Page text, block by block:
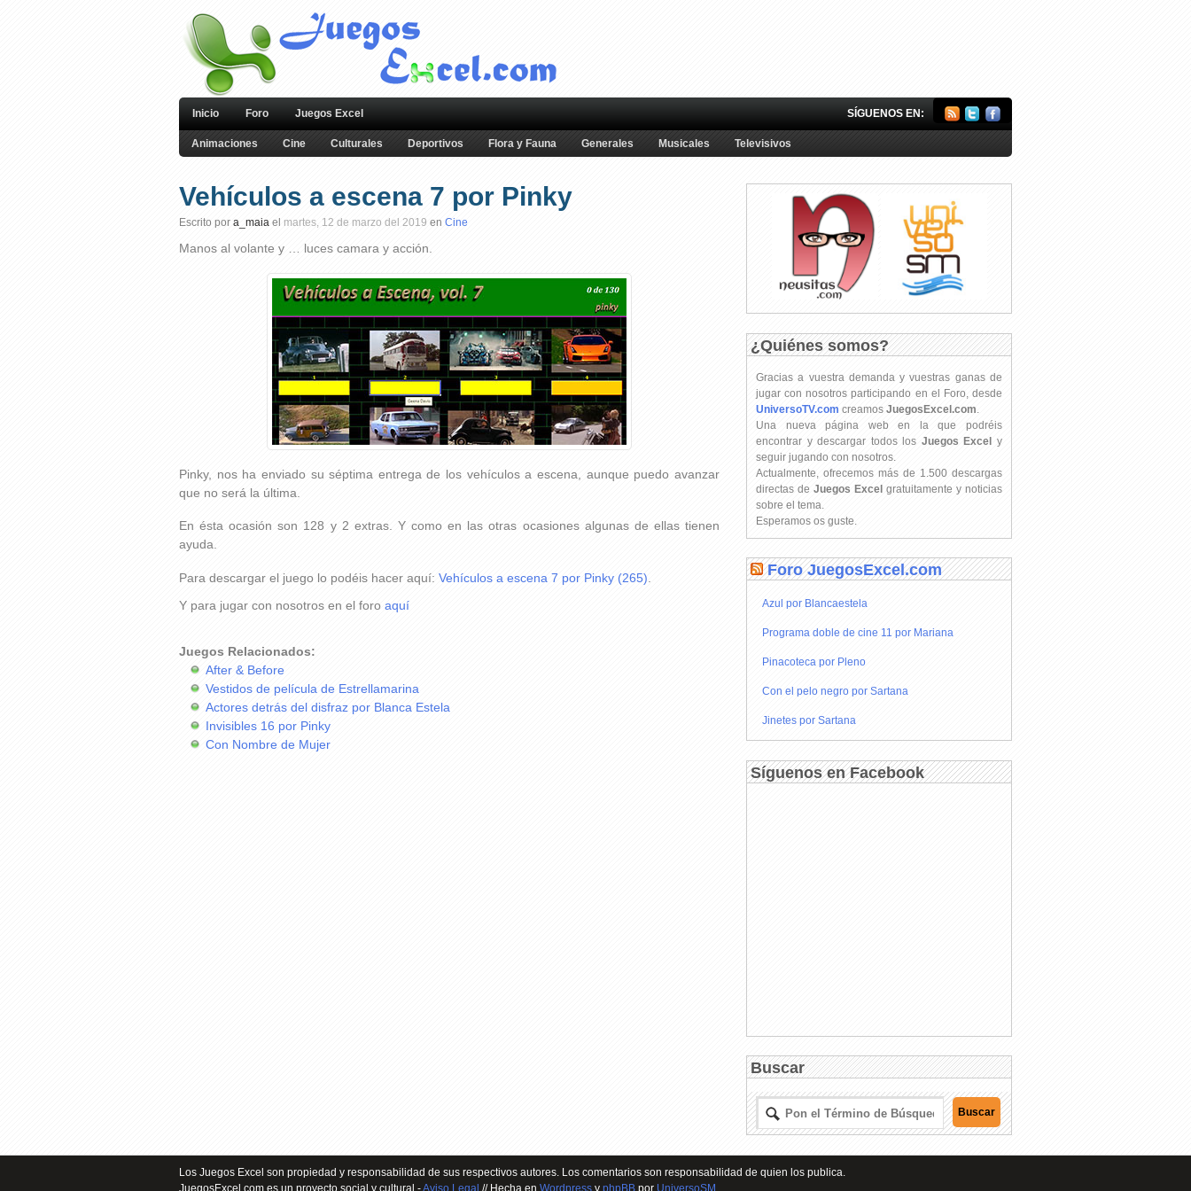
Inicio Foro Juegos Excel SÍGUENOS EN:
Animaciones Cine Culturales Deportivos Flora y Fauna Generales Musicales Televisivos
Vehículos a escena 7 por Pinky
Escrito por a_maia el martes, 12 de marzo del 2019 en Cine
Manos al volante y … luces camara y acción.
Pinky, nos ha enviado su séptima entrega de los vehículos a escena, aunque puedo avanzar
que no será la última.
En ésta ocasión son 128 y 2 extras. Y como en las otras ocasiones algunas de ellas tienen
ayuda.
Para descargar el juego lo podéis hacer aquí: Vehículos a escena 7 por Pinky (265)
Y para jugar con nosotros en el foro aquí
Juegos Relacionados:
After & Before
Vestidos de película de Estrellamarina
Actores detrás del disfraz por Blanca Estela
Invisibles 16 por Pinky
Con Nombre de Mujer
¿Quiénes somos?
Gracias a vuestra demanda y vuestras ganas de
jugar con nosotros participando en el Foro, desde
UniversoTV.com creamos JuegosExcel.com
Una nueva página web en la que podréis
encontrar y descargar todos los Juegos Excel y
seguir jugando con nosotros.
Actualmente, ofrecemos más de 1.500 descargas
directas de Juegos Excel gratuitamente y noticias
sobre el tema.
Esperamos os guste.
Foro JuegosExcel.com
Azul por Blancaestela
Programa doble de cine 11 por Mariana
Pinacoteca por Pleno
Con el pelo negro por Sartana
Jinetes por Sartana
Síguenos en Facebook
Buscar
Los Juegos Excel son propiedad y responsabilidad de sus respectivos autores. Los comentarios son responsabilidad de quien los publica.
JuegosExcel.com es un proyecto social y cultural -Aviso Legal // Hecha en Wordpress y phpBB por UniversoSM